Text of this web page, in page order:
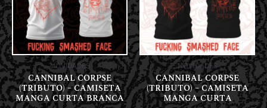
NOVIDADES
CANNIBAL CORPSE
(TRIBUTO) – CAMISETA
MANGA CURTA BRANCA
NOVIDADES
CANNIBAL CORPSE
(TRIBUTO) – CAMISETA
MANGA CURTA